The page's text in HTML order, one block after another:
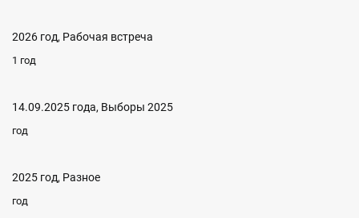
2026 год, Рабочая встреча
1 год
14.09.2025 года, Выборы 2025
год
2025 год, Разное
год